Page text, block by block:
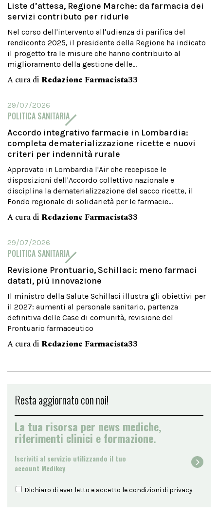
Liste d’attesa, Regione Marche: da farmacia dei
servizi contributo per ridurle
Nel corso dell'intervento all'udienza di parifica del
rendiconto 2025, il presidente della Regione ha indicato
il progetto tra le misure che hanno contribuito al
miglioramento della gestione delle...
A cura di Redazione Farmacista33
29/07/2026
POLITICA SANITARIA
Accordo integrativo farmacie in Lombardia:
completa dematerializzazione ricette e nuovi
criteri per indennità rurale
Approvato in Lombardia l'Air che recepisce le
disposizioni dell'Accordo collettivo nazionale e
disciplina la dematerializzazione del sacco ricette, il
Fondo regionale di solidarietà per le farmacie...
A cura di Redazione Farmacista33
29/07/2026
POLITICA SANITARIA
Revisione Prontuario, Schillaci: meno farmaci
datati, più innovazione
Il ministro della Salute Schillaci illustra gli obiettivi per
il 2027: aumenti al personale sanitario, partenza
definitiva delle Case di comunità, revisione del
Prontuario farmaceutico
A cura di Redazione Farmacista33
Resta aggiornato con noi!
La tua risorsa per news mediche,
riferimenti clinici e formazione.
Iscriviti al servizio utilizzando il tuo
account Medikey
Dichiaro di aver letto e accetto le condizioni di privacy